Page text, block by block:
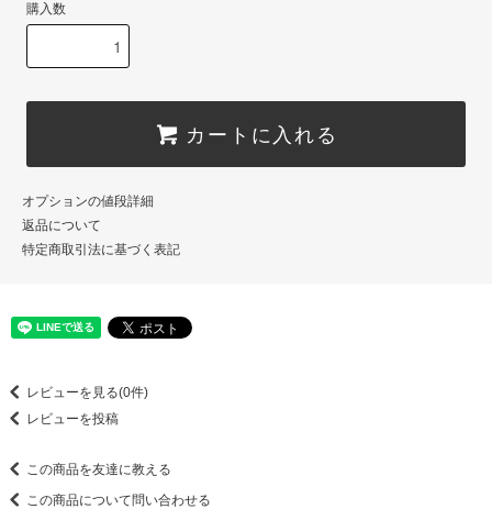
購入数
カートに入れる
オプションの値段詳細
返品について
特定商取引法に基づく表記
レビューを見る(0件)
レビューを投稿
この商品を友達に教える
この商品について問い合わせる